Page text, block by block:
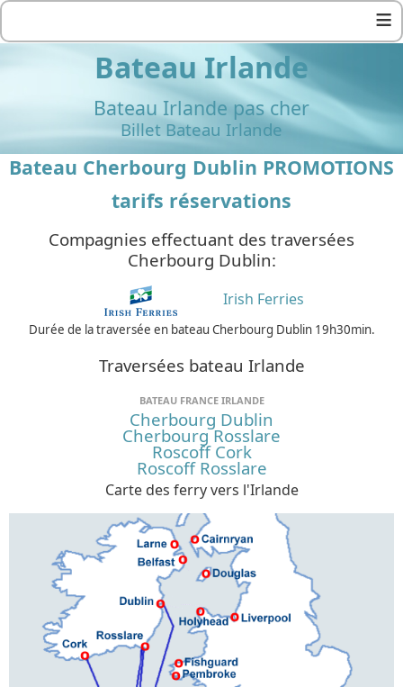
≡
Bateau Irlande
Bateau Irlande pas cher
Billet Bateau Irlande
Bateau Cherbourg Dublin PROMOTIONS
tarifs réservations
Compagnies effectuant des traversées
Cherbourg Dublin:
Irish Ferries
Durée de la traversée en bateau Cherbourg Dublin 19h30min.
Traversées bateau Irlande
BATEAU FRANCE IRLANDE
Cherbourg Dublin
Cherbourg Rosslare
Roscoff Cork
Roscoff Rosslare
Carte des ferry vers l'Irlande